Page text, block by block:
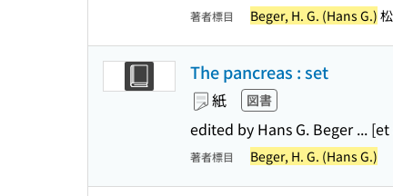
著者標目 Beger, H. G. (Hans G.)
The pancreas : set
紙 図書
edited by Hans G. Beger ...
著者標目 Beger, H. G. (Hans G.)